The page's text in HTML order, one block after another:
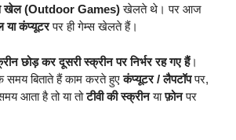
खेल (Outdoor Games)खेलते थे। पर आज
या कंप्यूटरपर ही गेम्स खेलते हैं।
छोड़ कर दूसरी स्क्रीन पर निर्भर रह गए हैं।
समय बिताते हैं काम करते हुएकंप्यूटर / लैपटॉपपर,
आता है तो या तोटीवी की स्क्रीनयाफ़ोनपर